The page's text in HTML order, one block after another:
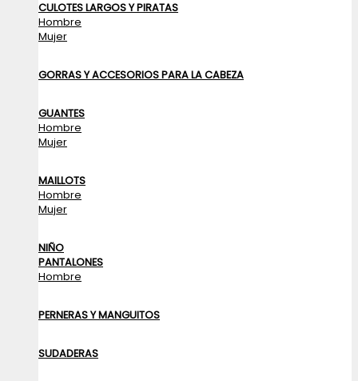
CULOTES LARGOS Y PIRATAS
Hombre
Mujer
GORRAS Y ACCESORIOS PARA LA CABEZA
GUANTES
Hombre
Mujer
MAILLOTS
Hombre
Mujer
NIÑO
PANTALONES
Hombre
PERNERAS Y MANGUITOS
SUDADERAS